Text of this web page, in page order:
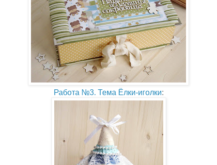
Работа №3. Тема Ёлки-иголки: